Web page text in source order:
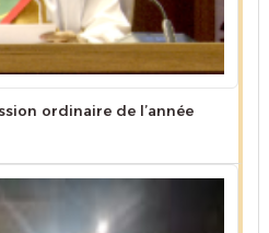
ordinaire de l’année